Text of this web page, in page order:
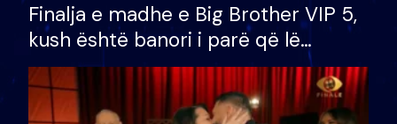
Finalja e madhe e Big Brother VIP 5,
kush është banori i parë që lë
shtëpinë dhe humb mundësinë për
të fituar çmimin e madh